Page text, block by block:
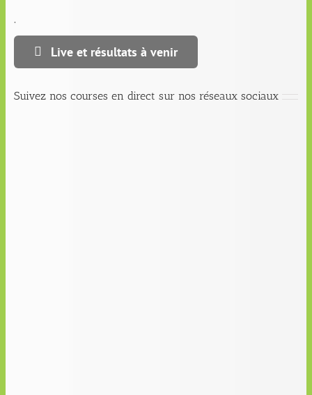
.
Live et résultats à venir
Suivez nos courses en direct sur nos réseaux sociaux